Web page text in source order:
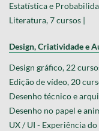
Estatística e
Literatura, 7 cursos |
Design, Criatividade e
Design gráfico, 22
Edição de vídeo, 20
Desenho técnico e
Desenho no papel e
UX / UI - Experiência